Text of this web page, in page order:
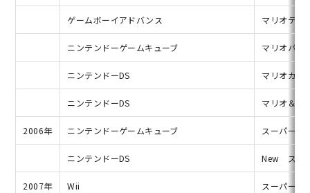
ゲームボーイアドバンス マリオテニ
ニンテンドーゲームキューブ マリオパー
ニンテンドーDS マリオカー
ニンテンドーDS マリオ＆ル
2006年 ニンテンドーゲームキューブ スーパーマ
ニンテンドーDS New スー
2007年 Wii スーパーペ